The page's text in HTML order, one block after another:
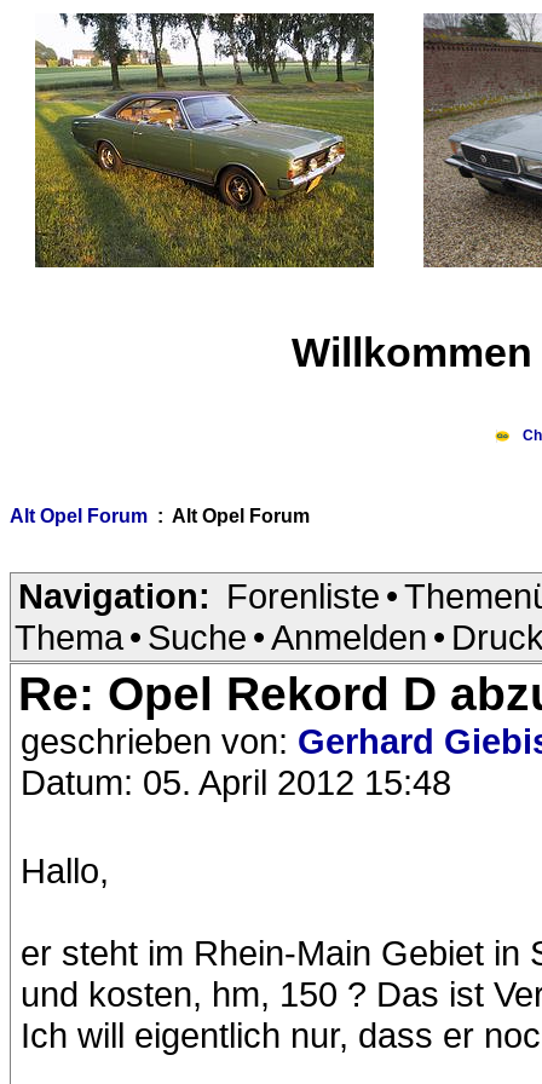
Alt Opel Forum : Alt Opel Forum
Navigation: Forenliste •
Thema• Suche •Anmelden •
Re: Opel Rekord D
geschrieben von: Gerhard
Datum: 05. April 2012 15:48
Hallo,
er steht im Rhein-Main Gebiet in
und kosten, hm, 150 ? Das ist
Ich will eigentlich nur, dass er